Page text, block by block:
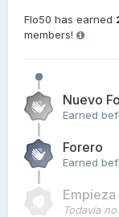
Flo50 has earned
members!
Nuevo
Earned
Forero
Earned
Todavía